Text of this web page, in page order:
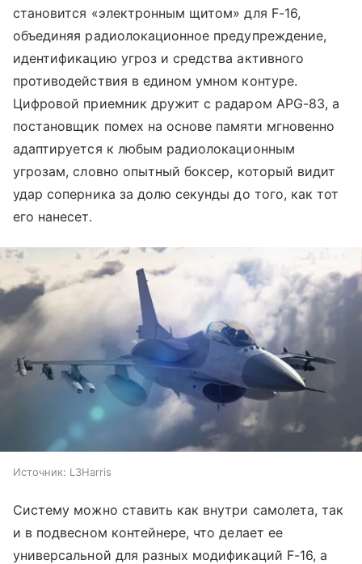
становится «электронным щитом» для F-16,
объединяя радиолокационное предупреждение,
идентификацию угроз и средства активного
противодействия в едином умном контуре.
Цифровой приемник дружит с радаром APG-83, а
постановщик помех на основе памяти мгновенно
адаптируется к любым радиолокационным
угрозам, словно опытный боксер, который видит
удар соперника за долю секунды до того, как тот
его нанесет.
Источник: L3Harris
Систему можно ставить как внутри самолета, так
и в подвесном контейнере, что делает ее
универсальной для разных модификаций F-16, а